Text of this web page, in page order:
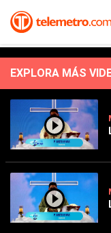
EXPLORA MÁS